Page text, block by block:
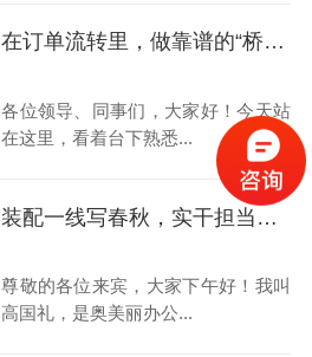
在订单流转里，做靠谱的“桥梁”
各位领导、同事们，大家好！今天站
在这里，看着台下熟悉...
装配一线写春秋，实干担当赴新程
尊敬的各位来宾，大家下午好！我叫
高国礼，是奥美丽办公...